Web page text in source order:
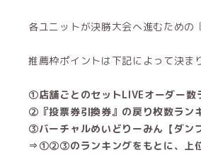
各ユニットが決勝大会へ進むための
推薦枠ポイントは下記によって決ま
①店舗ごとのセットLIVEオーダー数
②『投票券引換券』の戻り枚数ラン
③バーチャルめいどりーみん【ダン
⇒①②③のランキングをもとに、上